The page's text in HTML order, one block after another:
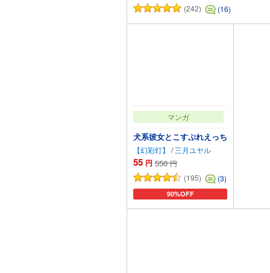
(242) (16)
マンガ
犬系彼女とこすぷれえっち
【幻彩灯】 / 三月ユヤル
55 円 550 円
(195)
(3)
90%OFF
カートに追加